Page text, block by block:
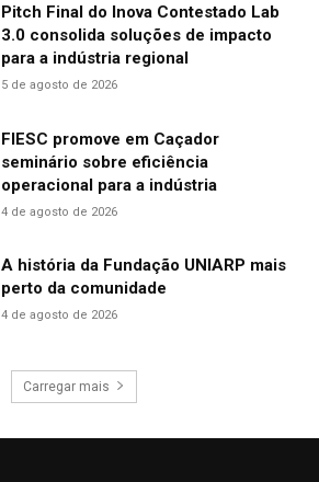
Pitch Final do Inova Contestado Lab
3.0 consolida soluções de impacto
para a indústria regional
5 de agosto de 2026
FIESC promove em Caçador
seminário sobre eficiência
operacional para a indústria
4 de agosto de 2026
A história da Fundação UNIARP mais
perto da comunidade
4 de agosto de 2026
Carregar mais